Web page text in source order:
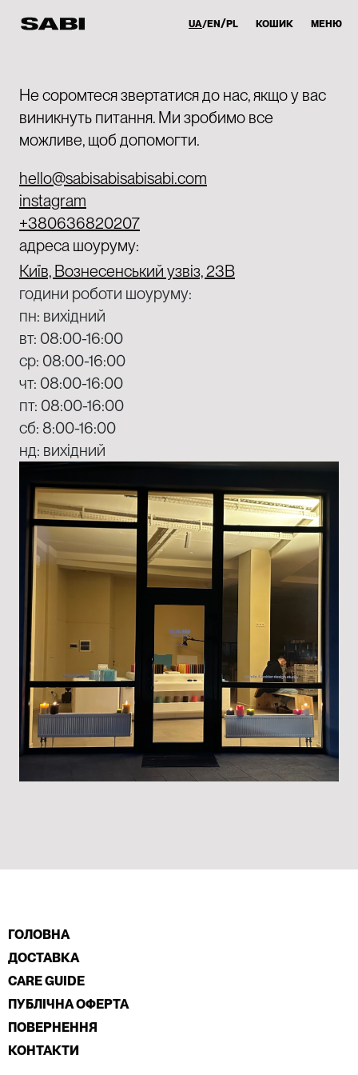
UA EN PL КОШИК МЕНЮ
Не соромтеся звертатися до нас, якщо у вас
виникнуть питання. Ми зробимо все
можливе, щоб допомогти.
hello@sabisabisabisabi.com
instagram
+380636820207
адреса шоуруму:
Київ, Вознесенський узвіз, 23В
години роботи шоуруму:
пн: вихідний
вт: 08:00-16:00
ср: 08:00-16:00
чт: 08:00-16:00
пт: 08:00-16:00
сб: 8:00-16:00
нд: вихідний
ГОЛОВНА
ДОСТАВКА
CARE GUIDE
ПУБЛІЧНА ОФЕРТА
ПОВЕРНЕННЯ
КОНТАКТИ